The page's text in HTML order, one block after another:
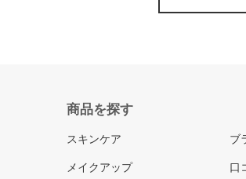
商品を探す
スキンケア
メイクアップ
ブ
口